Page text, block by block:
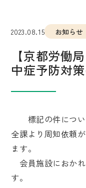
2023.08.15 お知らせ
【京都労働
中症予防対
標記の件につい
全課より周知依頼
ます。
会員施設におか
す。